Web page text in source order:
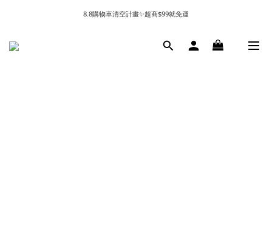
8.8購物車清空計畫✨超商$99就免運